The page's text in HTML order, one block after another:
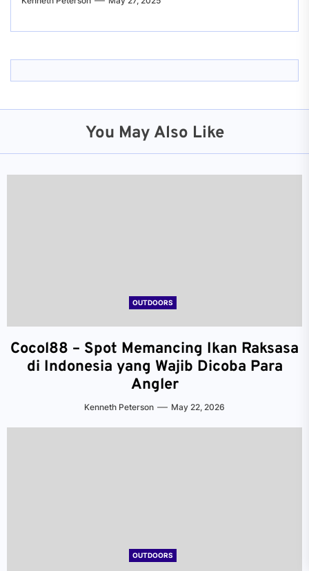
You May Also Like
OUTDOORS
Cocol88 – Spot Memancing Ikan Raksasa
di Indonesia yang Wajib Dicoba Para
Angler
Kenneth Peterson May 22, 2026
OUTDOORS